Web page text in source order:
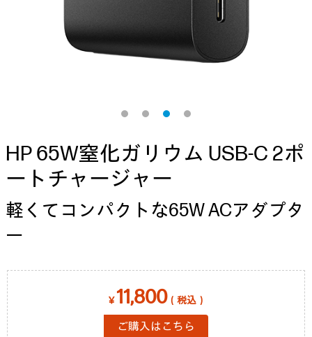
HP 65W窒化ガリウム USB-C 2ポ
ートチャージャー
軽くてコンパクトな65W ACアダプタ
ー
￥11,800（税込）
ご購入はこちら